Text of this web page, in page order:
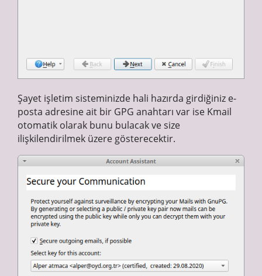
Şayet işletim sisteminizde hali hazırda girdiğiniz e-
posta adresine ait bir GPG anahtarı var ise Kmail
otomatik olarak bunu bulacak ve size
ilişkilendirilmek üzere gösterecektir.